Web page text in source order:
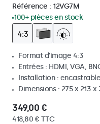
Référence : 12VG7M
100+ pièces en stock
Format d'image 4:3
Entrées : HDMI, VGA,
Installation :
Dimensions : 275 x 213 x
349,00 €
418,80 € TTC